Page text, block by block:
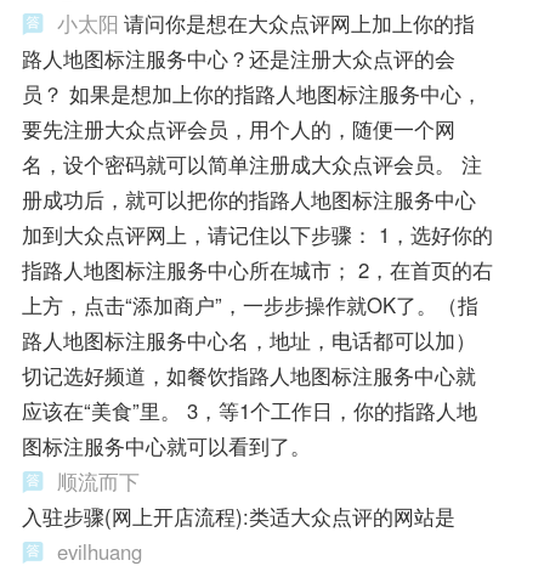
小太阳 请问你是想在大众点评网上加上你的指
路人地图标注服务中心？还是注册大众点评的会
员？ 如果是想加上你的指路人地图标注服务中心，
要先注册大众点评会员，用个人的，随便一个网
名，设个密码就可以简单注册成大众点评会员。 注
册成功后，就可以把你的指路人地图标注服务中心
加到大众点评网上，请记住以下步骤： 1，选好你的
指路人地图标注服务中心所在城市； 2，在首页的右
上方，点击“添加商户”，一步步操作就OK了。（指
路人地图标注服务中心名，地址，电话都可以加）
切记选好频道，如餐饮指路人地图标注服务中心就
应该在“美食”里。 3，等1个工作日，你的指路人地
图标注服务中心就可以看到了。
顺流而下
入驻步骤(网上开店流程):类适大众点评的网站是
evilhuang